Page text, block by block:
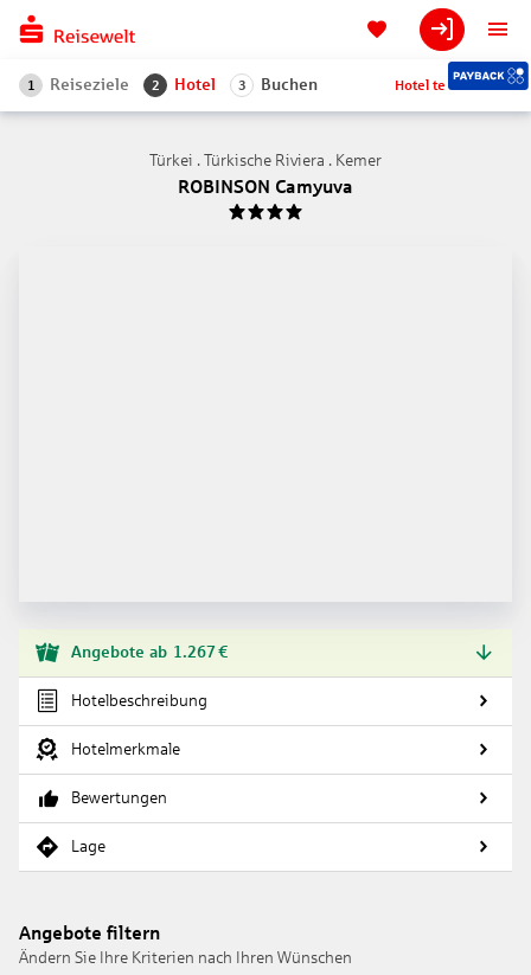
1 Reiseziele 2 Hotel 3 Buchen Hotel teilen
Türkei . Türkische Riviera . Kemer
ROBINSON Camyuva
4
Angebote ab 1.267 €
Hotelbeschreibung
Hotelmerkmale
Bewertungen
Lage
Angebote filtern
Ändern Sie Ihre Kriterien nach Ihren Wünschen